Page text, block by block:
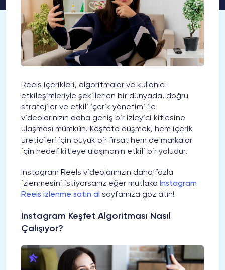
Reels içerikleri, algoritmalar ve kullanıcı
etkileşimleriyle şekillenen bir dünyada, doğru
stratejiler ve etkili içerik yönetimi ile
videolarınızın daha geniş bir izleyici kitlesine
ulaşması mümkün. Keşfete düşmek, hem içerik
üreticileri için büyük bir fırsat hem de markalar
için hedef kitleye ulaşmanın etkili bir yoludur.
Instagram Reels videolarınızın daha fazla
izlenmesini istiyorsanız eğer mutlaka Instagram
Reels izlenme satın al sayfamıza göz atın!
Instagram Keşfet Algoritması Nasıl
Çalışıyor?